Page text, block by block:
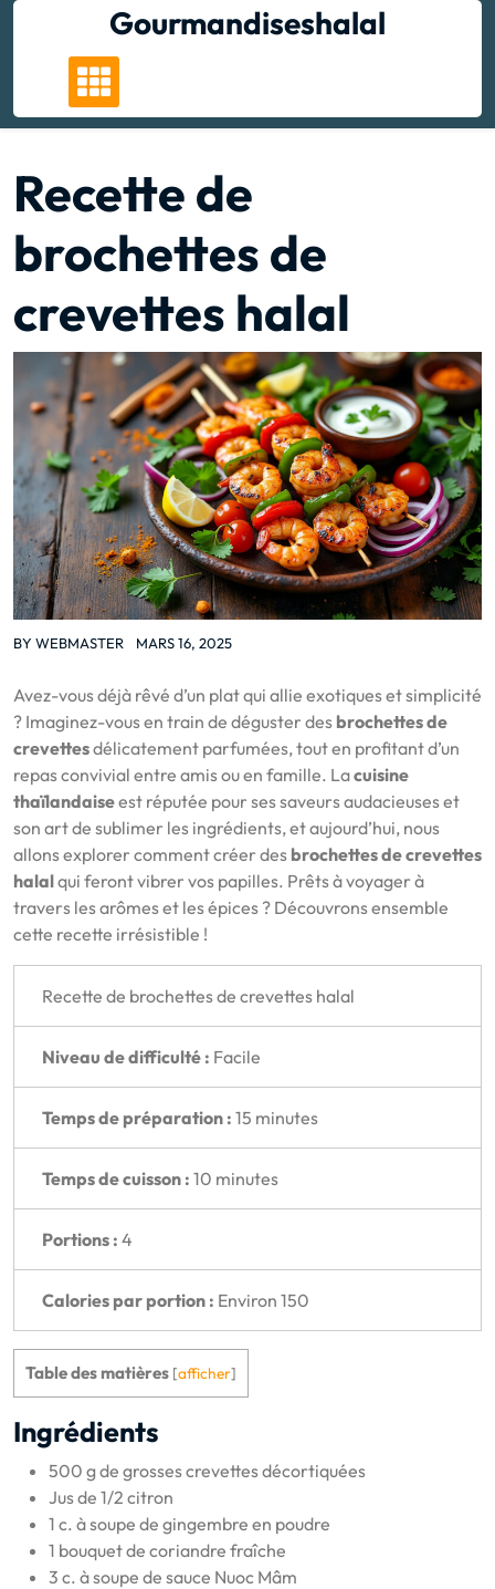
Gourmandiseshalal
Recette de
brochettes de
crevettes halal
BY WEBMASTER MARS 16, 2025
Avez-vous déjà rêvé d’un plat qui allie exotiques et simplicité
? Imaginez-vous en train de déguster des brochettes de
crevettesdélicatement parfumées, tout en profitant d’un
repas convivial entre amis ou en famille. Lacuisine
thaïlandaiseest réputée pour ses saveurs audacieuses et
son art de sublimer les ingrédients, et aujourd’hui, nous
allons explorer comment créer des brochettes de crevettes
halalqui feront vibrer vos papilles. Prêts à voyager à
travers les arômes et les épices ? Découvrons ensemble
cette recette irrésistible !
Recette de brochettes de crevettes halal
Niveau de difficulté : Facile
Temps de préparation : 15 minutes
Temps de cuisson : 10 minutes
Portions : 4
Calories par portion : Environ 150
Table des matières [afficher]
Ingrédients
500 g de grosses crevettes décortiquées
Jus de 1/2 citron
1 c. à soupe de gingembre en poudre
1 bouquet de coriandre fraîche
3 c. à soupe de sauce Nuoc Mâm